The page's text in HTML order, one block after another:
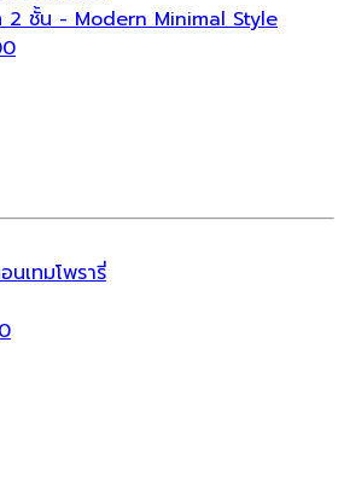
2 ชั้น - Modern Minimal Style
นเทมโพรารี่